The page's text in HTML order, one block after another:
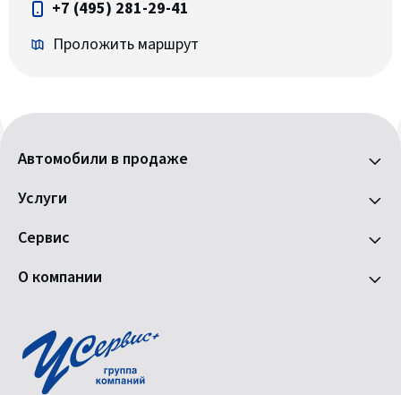
+7 (495) 281-29-41
Проложить маршрут
Автомобили в продаже
Услуги
Сервис
О компании